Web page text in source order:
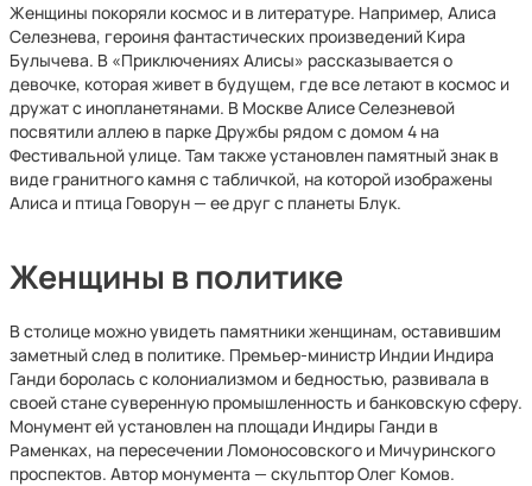
Женщины покоряли космос и в литературе. Например, Алиса
Селезнева, героиня фантастических произведений Кира
Булычева. В «Приключениях Алисы» рассказывается о
девочке, которая живет в будущем, где все летают в космос и
дружат с инопланетянами. В Москве Алисе Селезневой
посвятили аллею в парке Дружбы рядом с домом 4 на
Фестивальной улице. Там также установлен памятный знак в
виде гранитного камня с табличкой, на которой изображены
Алиса и птица Говорун — ее друг с планеты Блук.
Женщины в политике
В столице можно увидеть памятники женщинам, оставившим
заметный след в политике. Премьер-министр Индии Индира
Ганди боролась с колониализмом и бедностью, развивала в
своей стане суверенную промышленность и банковскую сферу.
Монумент ей установлен на площади Индиры Ганди в
Раменках, на пересечении Ломоносовского и Мичуринского
проспектов. Автор монумента — скульптор Олег Комов.